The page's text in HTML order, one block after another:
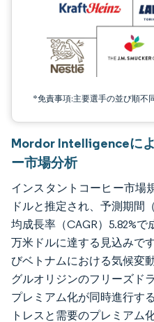
*免責事項:主要選手の並び順不
Mordor Intelligenceに
ー市場分析
インスタントコーヒー市場
ドルと推定され、予測期間
均成長率（CAGR）5.82%で
万米ドルに達する見込みで
びベトナムにおける気候変
グルオリジンのフリーズド
プレミアム化が同時進行す
トレスと需要のプレミアム